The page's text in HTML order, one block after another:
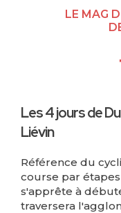
LE MAG
Les 4 jours de
Liévin
Référence du
course par
s'apprête à
traversera